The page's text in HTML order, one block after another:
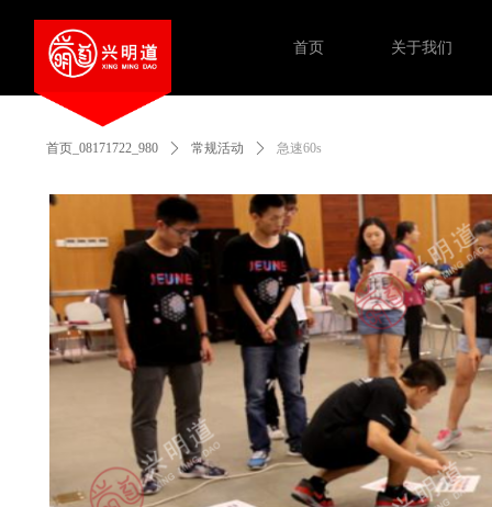
首页 关于我们
首页_08171722_980 ꄲ 常规活动 ꄲ 急速60s